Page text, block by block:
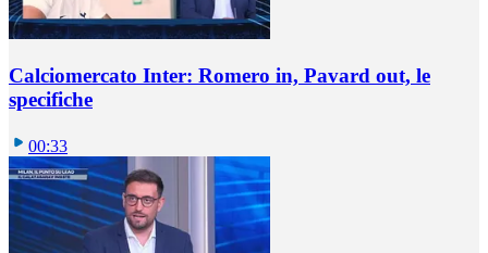
Calciomercato Inter: Romero in, Pavard out, le
specifiche
00:33